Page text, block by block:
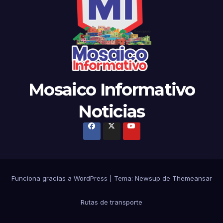
Mosaico Informativo
Noticias
Funciona gracias a WordPress Tema: Newsup de Themeansar
Rutas de transporte